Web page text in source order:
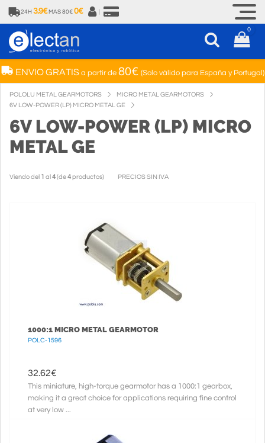
24H 3.9€ MAS 80€ 0€
0
ENVIO GRATISa partir de 80€ (Solo válido para España y Portugal)
POLOLU METAL GEARMOTORS
MICRO METAL GEARMOTORS
6V LOW-POWER (LP) MICRO METAL GE
6V LOW-POWER (LP) MICRO
METAL GE
Viendo del 1 al 4(de4productos) PRECIOS SIN IVA
1000:1 MICRO METAL GEARMOTOR
POLC-1596
32.62€
This miniature, high-torque gearmotor has a 1000:1 gearbox,
making it a great choice for applications requiring fine control
at very low ...